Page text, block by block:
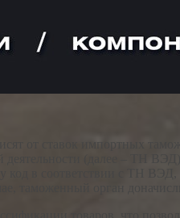
от ставок импортных
деятельности (далее – ТН
код в соответствии с ТН
таможенный орган